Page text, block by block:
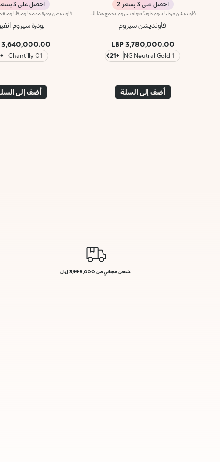
احصل على 3 بسعر 2
فاونديشن سيروم
3,780,000.00 LBP
1 NG Neutral Gold
+21
أضف إلى السلة
احصل على 3 بسعر 2
بودرة سيروم
3,640,000.00 LBP
01 Chantilly
+12
أضف إلى
.شحن مجاني من 3,999,000 ل.ل